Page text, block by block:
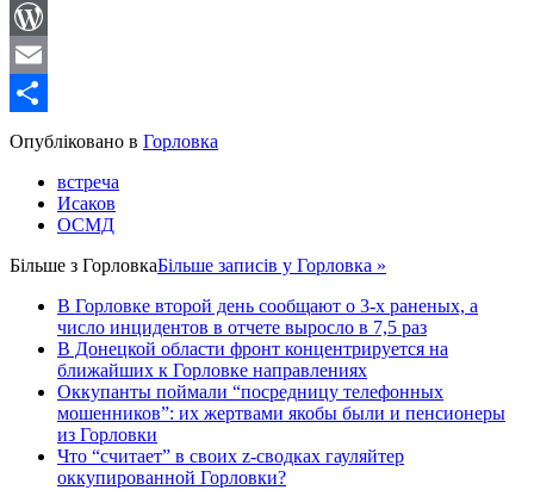
LinkedIn
WordPress
Email
Share
Опубліковано в Горловка
встреча
Исаков
ОСМД
Більше з ГорловкаБільше записів у Горловка »
В Горловке второй день сообщают о 3-х раненых, а
число инцидентов в отчете выросло в 7,5 раз
В Донецкой области фронт концентрируется на
ближайших к Горловке направлениях
Оккупанты поймали “посредницу телефонных
мошенников”: их жертвами якобы были и пенсионеры
из Горловки
Что “считает” в своих z-сводках гауляйтер
оккупированной Горловки?